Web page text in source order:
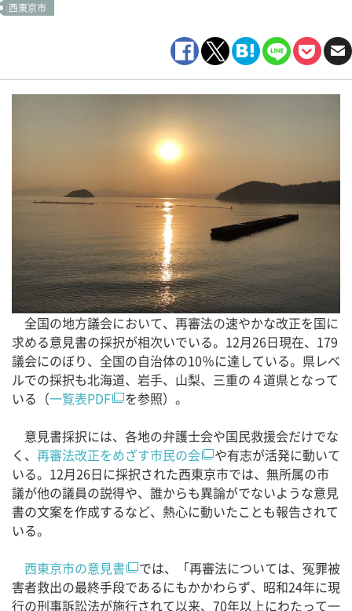
西東京市
全国の地方議会において、再審法の速やかな改正を国に
求める意見書の採択が相次いでいる。12月26日現在、179
議会にのぼり、全国の自治体の10％に達している。県レベ
ルでの採択も北海道、岩手、山梨、三重の４道県となって
いる（一覧表PDF
を参照）。
意見書採択には、各地の弁護士会や国民救援会だけでな
く、 再審法改正をめざす市民の会
や有志が活発に動いて
いる。12月26日に採択された西東京市では、無所属の市
議が他の議員の説得や、誰からも異論がでないような意見
書の文案を作成するなど、熱心に動いたことも報告されて
いる。
西東京市の意見書
では、「再審法については、冤罪被
害者救出の最終手段であるにもかかわらず、昭和24年に現
行の刑事訴訟法が施行されて以来、70年以上にわたって一